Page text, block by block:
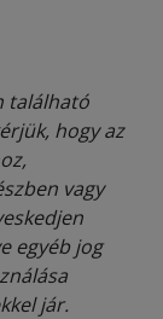
található
hogy az
vagy
egyéb jog
jár.